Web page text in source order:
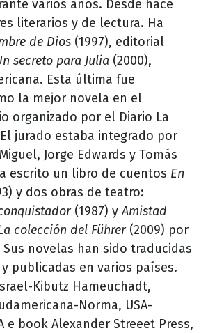
varios años. Desde hace
literarios y de lectura. Ha
de Dios (1997), editorial
secreto para Julia (2000),
Esta última fue
la mejor novela en el
organizado por el Diario La
jurado estaba integrado por
Jorge Edwards y Tomás
escrito un libro de cuentos En
y dos obras de teatro:
(1987) yAmistad
colección del Führer(2009) por
novelas han sido traducidas
publicadas en varios países.
Kibutz Hameuchadt,
Norma, USA-
e book Alexander Streeet Press,